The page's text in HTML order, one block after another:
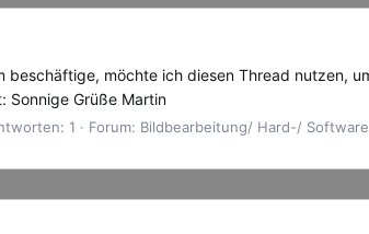
möchte ich diesen Thread nutzen,
Sonnige Grüße Martin
1 Forum: Bildbearbeitung/ Hard-/